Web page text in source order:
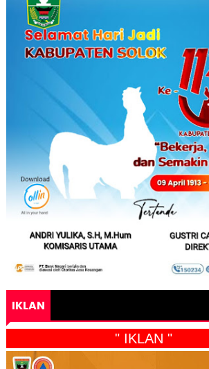
IKLAN
" IKLAN "